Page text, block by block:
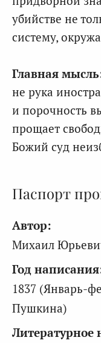
убийстве не
систему,
Главная
не рука
и порочность
прощает
Божий суд
Паспорт
Автор:
Михаил
Год
1837 (Январь-
Пушкина)
Литературное